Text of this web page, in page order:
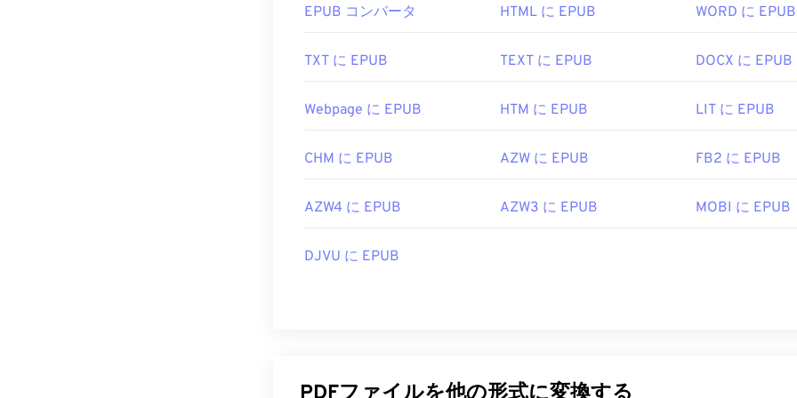
す。AdobeはPDF標準を開発し、そのプログラムは間違いなく最も人気のある
い機能がたくさん含まれていて、やや肥大化したプログラムだと感じています
す。アドオンや拡張機能が必要かどうかは別として、オンライン上のPDFリン
欲しい場合は、
MuPDFを強くお勧めします。どちらも無料です
初回リリース:1993年6月15日
役立つリンク:
EPUB コンバータ HTML に EPUB WORD に EPUB
TXT に EPUB TEXT に EPUB DOCX に EPUB
Webpage に EPUB HTM に EPUB LIT に EPUB
CHM に EPUB AZW に EPUB FB2 に EPUB
AZW4 に EPUB AZW3 に EPUB MOBI に EPUB
DJVU に EPUB